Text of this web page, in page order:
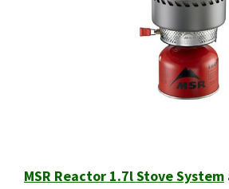
MSR Reactor 1.7l Stove System